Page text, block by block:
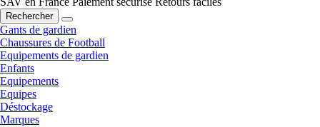
Rechercher
Gants de gardien
Chaussures de Football
Equipements de gardien
Enfants
Equipements
Equipes
Déstockage
Marques